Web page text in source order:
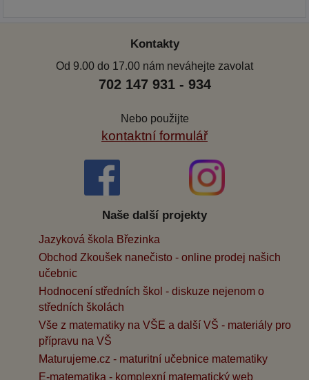
Kontakty
Od 9.00 do 17.00 nám neváhejte zavolat
702 147 931 - 934
Nebo použijte
kontaktní formulář
Naše další projekty
Jazyková škola Březinka
Obchod Zkoušek nanečisto - online prodej našich
učebnic
Hodnocení středních škol - diskuze nejenom o
středních školách
Vše z matematiky na VŠE a další VŠ - materiály pro
přípravu na VŠ
Maturujeme.cz - maturitní učebnice matematiky
E-matematika - komplexní matematický web